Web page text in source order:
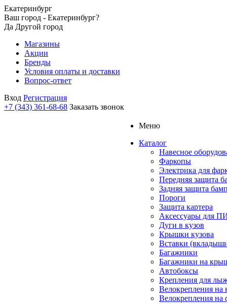
Екатеринбург
Ваш город - Екатеринбург?
Да Другой город
Магазины
Акции
Бренды
Условия оплаты и доставки
Вопрос-ответ
Вход Регистрация
+7 (343) 361-68-68 Заказать звонок
Меню
Каталог
Навесное
Фаркопы
Электрика для
Передняя защита
Задняя защита
Пороги
Защита картера
Аксессуары для
Дуги в кузов
Крышки кузова
Вставки
Багажники
Багажники на
Автобоксы
Крепления для
Велокрепления
Велокрепления на